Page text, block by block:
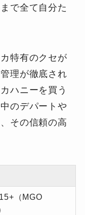
で全て自分た
特有のクセが
理が徹底され
ハニーを買う
のデパートや
その信頼の高
（MGO